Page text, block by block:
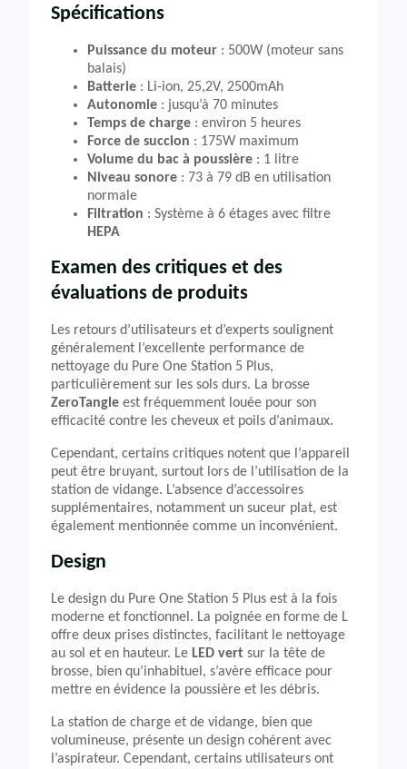
Spécifications
Puissance du moteur : 500W (moteur sans
balais)
Batterie : Li-ion, 25,2V, 2500mAh
Autonomie : jusqu’à 70 minutes
Temps de charge : environ 5 heures
Force de succion : 175W maximum
Volume du bac à poussière : 1 litre
Niveau sonore : 73 à 79 dB en utilisation
normale
Filtration : Système à 6 étages avec filtre
HEPA
Examen des critiques et des
évaluations de produits
Les retours d’utilisateurs et d’experts soulignent
généralement l’excellente performance de
nettoyage du Pure One Station 5 Plus,
particulièrement sur les sols durs. La brosse
ZeroTangle est fréquemment louée pour son
efficacité contre les cheveux et poils d’animaux.
Cependant, certains critiques notent que l’appareil
peut être bruyant, surtout lors de l’utilisation de la
station de vidange. L’absence d’accessoires
supplémentaires, notamment un suceur plat, est
également mentionnée comme un inconvénient.
Design
Le design du Pure One Station 5 Plus est à la fois
moderne et fonctionnel. La poignée en forme de L
offre deux prises distinctes, facilitant le nettoyage
au sol et en hauteur. Le LED vert sur la tête de
brosse, bien qu’inhabituel, s’avère efficace pour
mettre en évidence la poussière et les débris.
La station de charge et de vidange, bien que
volumineuse, présente un design cohérent avec
l’aspirateur. Cependant, certains utilisateurs ont